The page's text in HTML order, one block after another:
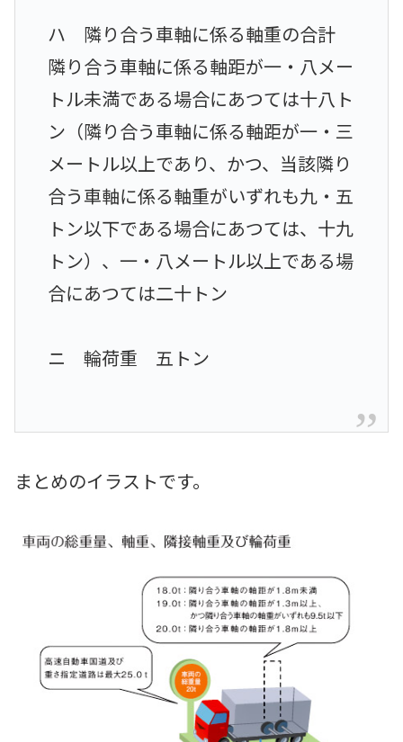
ハ 隣り合う車軸に係る軸重の合計
隣り合う車軸に係る軸距が一・八メー
トル未満である場合にあつては十八ト
ン（隣り合う車軸に係る軸距が一・三
メートル以上であり、かつ、当該隣り
合う車軸に係る軸重がいずれも九・五
トン以下である場合にあつては、十九
トン）、一・八メートル以上である場
合にあつては二十トン
ニ 輪荷重 五トン
まとめのイラストです。